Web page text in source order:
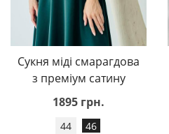
Сукня міді смарагдова
з преміум сатину
1895 грн.
44 46